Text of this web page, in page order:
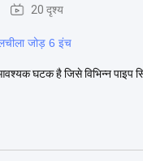
20 दृश्य
जोड़ 6 इंच
घटक है जिसे विभिन्न पाइप